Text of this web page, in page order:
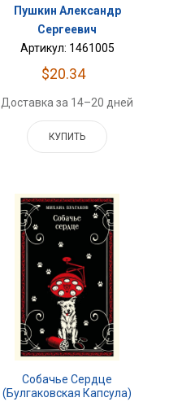
Пушкин Александр
Сергеевич
Артикул: 1461005
$20.34
Доставка за 14–20 дней
КУПИТЬ
Собачье Сердце
(булгаковская Капсула)